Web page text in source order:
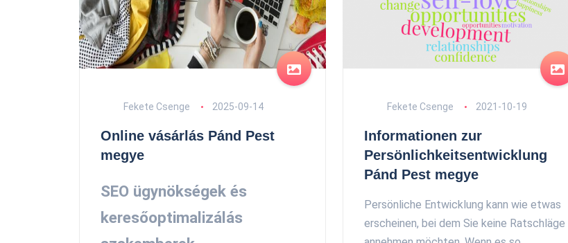
Fekete Csenge 2025-09-14
Online vásárlás Pánd Pest
megye
SEO ügynökségek és
keresőoptimalizálás
Fekete Csenge 2021-10-19
Informationen zur
Persönlichkeitsentwicklung
Pánd Pest megye
Persönliche Entwicklung kann wie etwas
erscheinen, bei dem Sie keine Ratschläge